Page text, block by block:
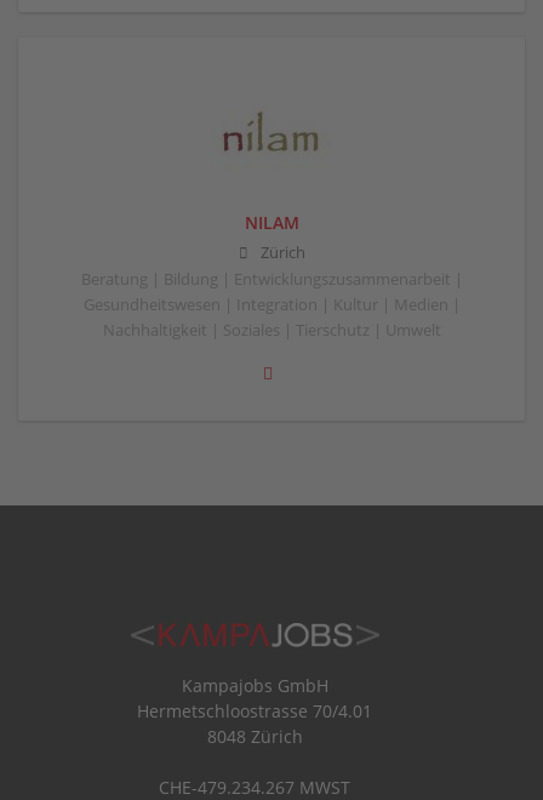
NILAM
Zürich
Beratung | Bildung | Entwicklungszusammenarbeit |
Gesundheitswesen | Integration | Kultur | Medien |
Nachhaltigkeit | Soziales | Tierschutz | Umwelt
Kampajobs GmbH
Hermetschloostrasse 70/4.01
8048 Zürich
CHE-479.234.267 MWST